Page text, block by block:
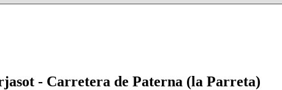
- Carretera de Paterna (la Parreta)